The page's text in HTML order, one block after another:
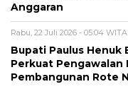
Anggaran
Rabu, 22 Juli 2026 - 05:04 WITA
Bupati Paulus Henuk
Perkuat Pengawalan
Pembangunan Rote